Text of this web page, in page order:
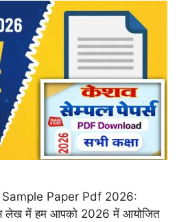
Paper Pdf 2026:
लेख में हम आपको 2026 में आयोजित